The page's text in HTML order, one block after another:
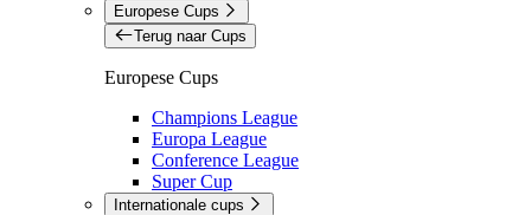
Europese Cups
Terug naar Cups
Europese Cups
Champions League
Europa League
Conference League
Super Cup
Internationale cups